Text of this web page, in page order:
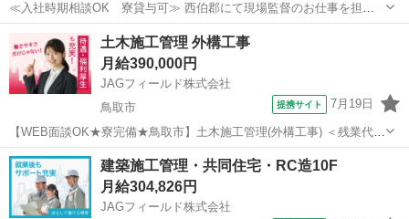
≪入社時期相談OK 寮貸与可≫ 西伯郡にて現場監督のお仕事を担当
頂きます。 対象は米子自動車道にかかる土木工事です。 【担当業
務】 土木施工管理 工程管理・品質管理・安全管理 測量管理 写
真管理 報告書作...
西伯郡 大工
土木施工管理 外構工事
月給390,000円
JAGフィールド株式会社
鳥取市
提携サイト 7月19日
【WEB面談OK★寮完備★鳥取市】土木施工管理(外構工事) ＜残業代
100 支給◎月収40万以上＞鳥取市内の工場新築工事における土木施工
管理技術者の募集です。安全管理・品質管理・工程管理、図面業務
(AutoCAD)、書類...
鳥取 鳥取市 その他
建築施工管理・共同住宅・RC造10F
月給304,826円
JAGフィールド株式会社